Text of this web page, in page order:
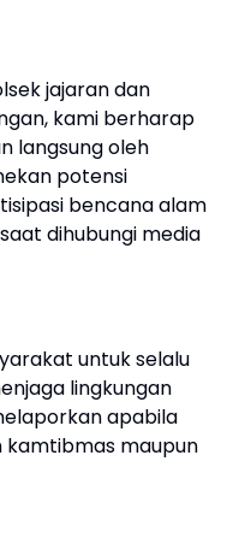
jajaran dan
kami berharap
langsung oleh
potensi
bencana alam
dihubungi media
untuk selalu
lingkungan
apabila
kamtibmas maupun